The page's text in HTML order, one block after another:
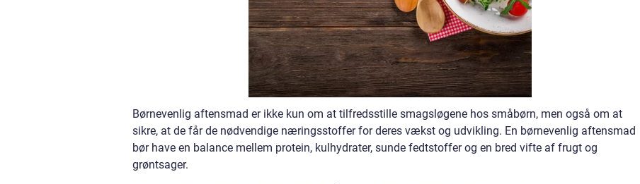
Børnevenlig aftensmad er ikke kun om at tilfredsstille smagsløgene hos småbørn, men også om at
sikre, at de får de nødvendige næringsstoffer for deres vækst og udvikling. En børnevenlig aftensmad
bør have en balance mellem protein, kulhydrater, sunde fedtstoffer og en bred vifte af frugt og
grøntsager.